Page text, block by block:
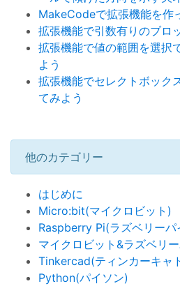
MakeCodeで拡張機能を作
拡張機能で引数有りのブロ
拡張機能で値の範囲を選択
よう
拡張機能でセレクトボック
てみよう
他のカテゴリー
はじめに
Micro:bit(マイクロビット)
Raspberry Pi(ラズベリーパ
マイクロビット&ラズベリ
Tinkercad(ティンカーキャ
Python(パイソン)